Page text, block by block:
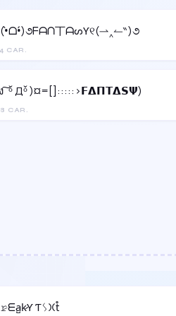
CAR.
丅ᗩᔕƳ୧(⇀‸↼‶)૭
CAR.
ᵒ̌ Дᵒ̌ )¤=[]:::::>𝗙𝝙𝝥𝝩𝝙𝗦𝝭)
F̳𝚛̷ᗴa̺k̷Ƴ Ƭᛊ𐠷t̊